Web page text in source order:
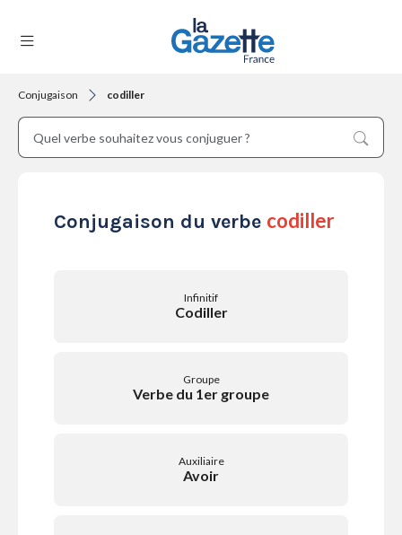
THÉMATIQUES
Conjugaison codiller
Conjugaison du verbe codiller
Infinitif
Codiller
Groupe
Verbe du 1er groupe
Auxiliaire
Avoir